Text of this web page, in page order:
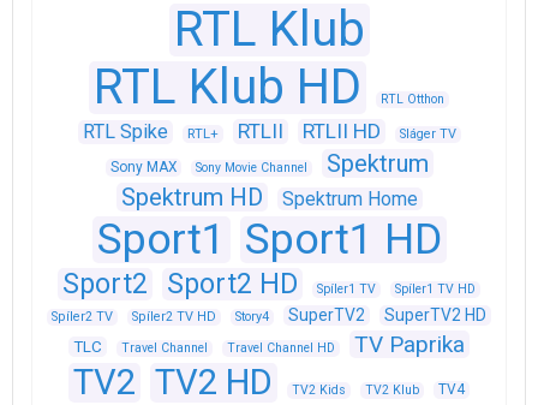
RTL Klub
RTL Klub HD
RTL Otthon
RTL Spike RTL+ RTLII RTLII HD Sláger TV
Sony MAX Sony Movie Channel
Spektrum
Spektrum HD
Spektrum Home
Sport1 Sport1 HD
Sport2 Sport2 HD Spíler1 TV
Spíler1 TV HD
Spíler2 TV
Spíler2 TV HD Story4 SuperTV2 SuperTV2 HD
TLC Travel Channel Travel Channel HD TV Paprika
TV2 TV2 HD TV2 Kids TV2 Klub TV4